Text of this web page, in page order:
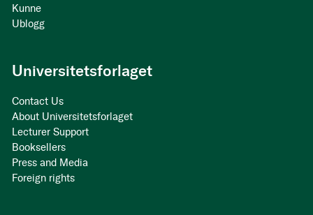
Kunne
Ublogg
Universitetsforlaget
Contact Us
About Universitetsforlaget
Lecturer Support
Booksellers
Press and Media
Foreign rights